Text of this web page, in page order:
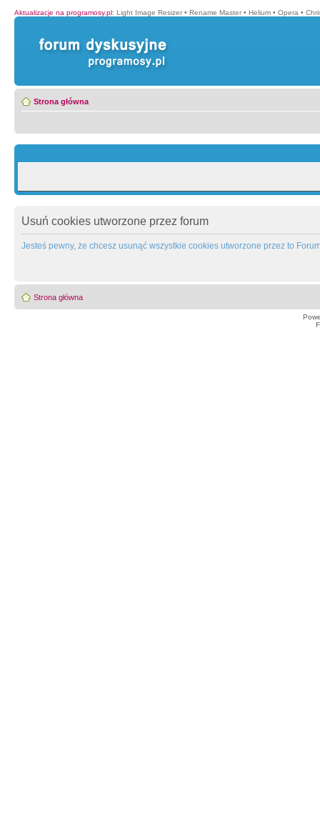
Aktualizacje na programosy.pl: Light Image Resizer • Rename Master • Helium • Opera •
Strona główna
Usuń cookies utworzone przez forum
Jesteś pewny, że chcesz usunąć wszystkie cookies utworzone przez to
Strona główna